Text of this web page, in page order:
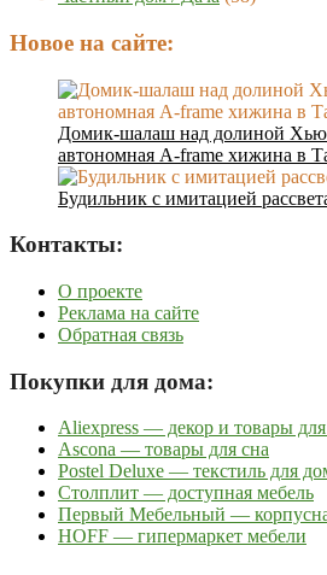
Новое на сайте:
Домик-шалаш над долиной
автономная A-frame хижина в
Будильник с имитацией
Контакты:
О проекте
Реклама на сайте
Обратная связь
Покупки для дома:
Aliexpress — декор и товары
Ascona — товары для сна
Postel Deluxe — текстиль для
Столплит — доступная мебель
Первый Мебельный —
HOFF — гипермаркет мебели